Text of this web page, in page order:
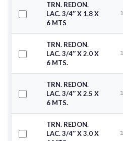
TRN. REDON.
LAC. 3/4″ X 1.8 X
6 MTS
TRN. REDON.
LAC. 3/4″ X 2.0 X
6 MTS.
TRN. REDON.
LAC. 3/4″ X 2.5 X
6 MTS.
TRN. REDON.
LAC. 3/4″ X 3.0 X